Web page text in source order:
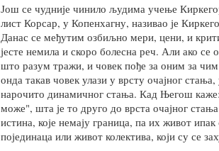
Још се чудније чинило људима учење
лист Корсар, у Копенхагну, називао је
Данас се међутим озбиљно мери, цени, и
јесте немила и скоро болесна реч. Али ако
што разум тражи, и човек пође за оним за чим
онда такав човек улази у врсту очајног
нарочито динамичног стања. Кад Његош
може", шта је то друго до врста очајног
истина, које немају граница, па их живот
појединаца или живот колектива, који су се